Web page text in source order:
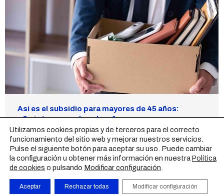
Así es el subsidio para mayores de 45 años:
¿Cuánto se puede cobrar?
Actualidad Por synergy 4 de noviembre de 2020
Para personas de más de 45 años sin cargas
familiares.
Utilizamos cookies propias y de terceros para el correcto
funcionamiento del sitio web y mejorar nuestros servicios.
Pulse el siguiente botón para aceptar su uso. Puede cambiar
la configuración u obtener más información en nuestra Política
de cookies o pulsando Modificar configuración
Aceptar Rechazar todas Modificar configuración